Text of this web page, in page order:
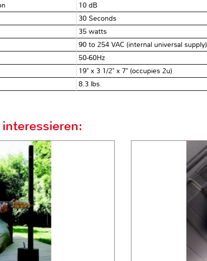
10 dB
30 Seconds
35 watts
90 to 254 VAC (internal universal supply)
50-60Hz
19" x 3 1/2" x 7" (occupies 2u)
8.3 lbs.